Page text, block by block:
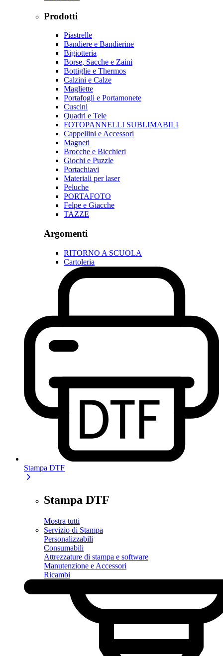
Prodotti
Piastrelle
Bandiere e Bandierine
Bigiotteria
Borse, Sacche e Zaini
Bottiglie e Thermos
Calzini e Calze
Magliette
Portafogli e Portamonete
Cuscini
Quadri e Tele
FOTOPANNELLI SUBLIMABILI
Cappellini e Accessori
Magneti
Brocche e Bicchieri
Giochi e Puzzle
Portachiavi
Materiali per laser
Peluche
PORTAFOTO
Felpe e Giacche
TAZZE
Argomenti
RITORNO A SCUOLA
Cartoleria
Stampa DTF
Stampa DTF
Mostra tutti
Servizio di Stampa
Personalizzabili
Consumabili
Attrezzature di stampa e software
Manutenzione e Accessori
Ricambi